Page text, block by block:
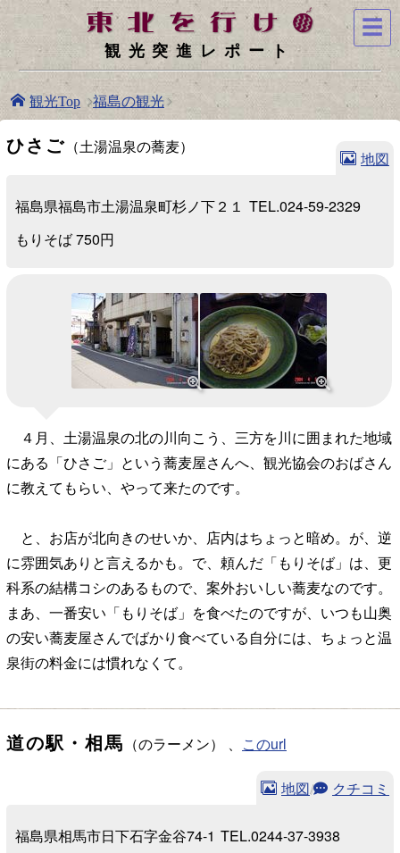
観光突進レポート
観光Top 福島の観光
ひさご （土湯温泉の蕎麦）
地図
福島県福島市土湯温泉町杉ノ下２１ TEL.024-59-2329
もりそば 750円
４月、土湯温泉の北の川向こう、三方を川に囲まれた地域
にある「ひさご」という蕎麦屋さんへ、観光協会のおばさん
に教えてもらい、やって来たのです。
と、お店が北向きのせいか、店内はちょっと暗め。が、逆
に雰囲気ありと言えるかも。で、頼んだ「もりそば」は、更
科系の結構コシのあるもので、案外おいしい蕎麦なのです。
まあ、一番安い「もりそば」を食べたのですが、いつも山奥
の安い蕎麦屋さんでばかり食べている自分には、ちょっと温
泉街の料金には慣れなくて。
道の駅・相馬 （のラーメン） 、 このurl
地図/ クチコミ
福島県相馬市日下石字金谷74-1 TEL.0244-37-3938
☰